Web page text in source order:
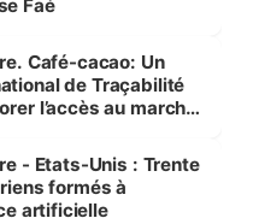
Faé
Café-cacao: Un
de Traçabilité
l’accès au marché
- Etats-Unis : Trente
formés à
artificielle